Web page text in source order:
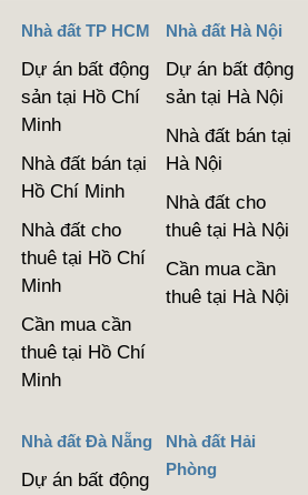
Nhà đất TP HCM
Dự án bất động
sản tại Hồ Chí
Minh
Nhà đất bán tại
Hồ Chí Minh
Nhà đất cho
thuê tại Hồ Chí
Minh
Cần mua cần
thuê tại Hồ Chí
Minh
Nhà đất Hà Nội
Dự án bất động
sản tại Hà Nội
Nhà đất bán tại
Hà Nội
Nhà đất cho
thuê tại Hà Nội
Cần mua cần
thuê tại Hà Nội
Nhà đất Đà Nẵng
Dự án bất động
Nhà đất Hải
Phòng